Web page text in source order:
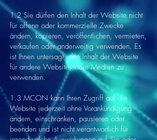
1.2 Sie dürfen den Inhalt der Website nicht
für offene oder kommerzielle Zwecke
ändern, kopieren, veröffentlichen, vermieten,
verkaufen oder anderweitig verwenden. Es
ist Ihnen untersagt, den Inhalt der Website
für andere Websites oder Medien zu
verwenden.
1.3 MCON kann Ihren Zugriff auf die
Website jederzeit ohne Vorankündigung
ändern, einschränken, pausieren oder
beenden und ist nicht verantwortlich für